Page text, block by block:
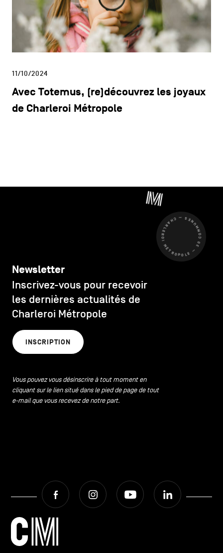
11/10/2024
Avec Totemus, (re)découvrez les joyaux
de Charleroi Métropole
CHARLEROI MÉTROPOLE — 30 COMMUNES —
Newsletter
Inscrivez-vous pour recevoir
les dernières actualités de
Charleroi Métropole
INSCRIPTION
Vous pouvez vous désinscrire à tout moment en
cliquant sur le lien situé dans le pied de page de tout
e-mail que vous recevez de notre part.
Facebook Instagram Youtube